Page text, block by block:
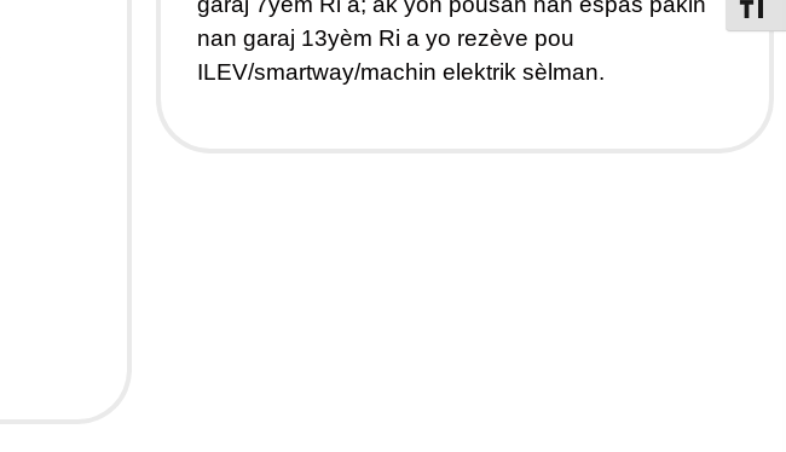
nan garaj 13yèm Ri a yo rezève pou
ILEV/smartway/machin elektrik sèlman.